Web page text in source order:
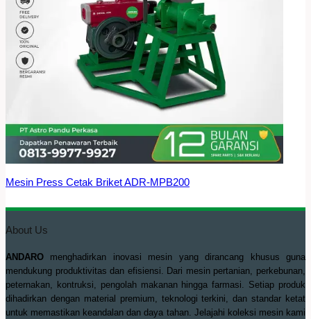
Mesin Press Cetak Briket ADR-MPB200
About Us
ANDARO menghadirkan inovasi mesin yang dirancang khusus guna
mendukung produktivitas dan efisiensi. Dari mesin pertanian, perkebunan,
peternakan, kontruksi, pengolah makanan hingga farmasi. Setiap produk
dihadirkan dengan material premium, teknologi terkini, dan standar ketat
untuk memastikan keandalan dan daya tahan. Jelajahi koleksi mesin kami